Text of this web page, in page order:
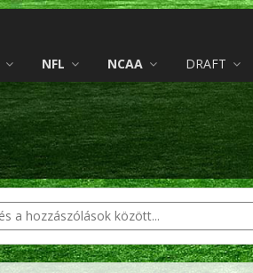
NFL NCAA DRAFT